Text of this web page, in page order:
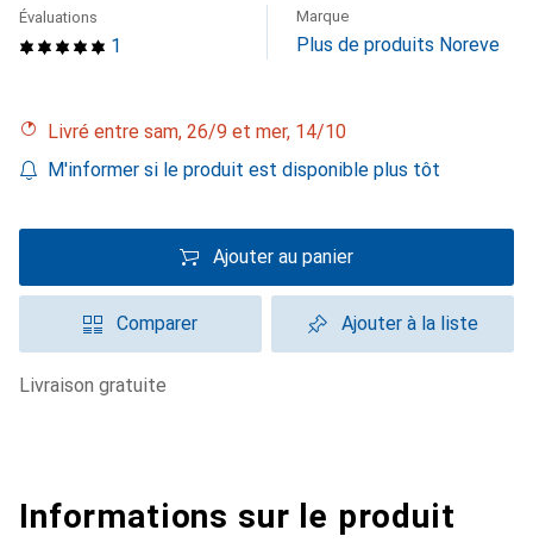
1
Évaluations Marque
Plus de produits Noreve
Livré entre sam, 26/9 et mer, 14/10
M'informer si le produit est disponible plus tôt
Ajouter au panier
Comparer Ajouter à la liste
livraison gratuite
Informations sur le produit